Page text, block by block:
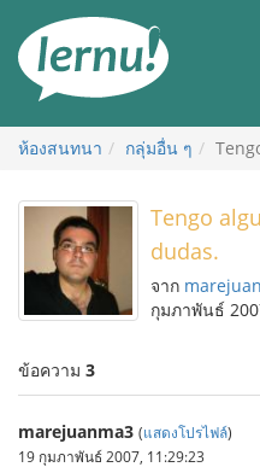
สารบัญ
ห้องสนทนา กลุ่มอื่น ๆ
Tengo
dudas.
จาก
กุมภาพันธ์
ข้อความ 3
marejuanma3 (แสดงโปรไฟล์)
19 กุมภาพันธ์ 2007, 11:29:23